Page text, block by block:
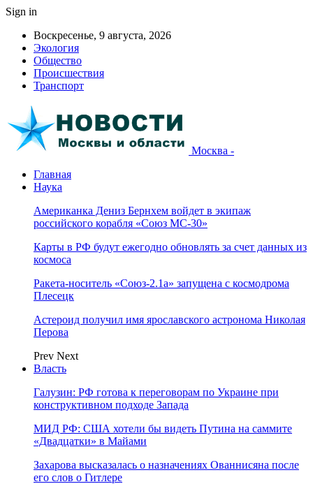
Sign in
Воскресенье, 9 августа, 2026
Экология
Общество
Происшествия
Транспорт
Москва -
Главная
Наука
Американка Дениз Бернхем войдет в экипаж
российского корабля «Союз МС-30»
Карты в РФ будут ежегодно обновлять за счет данных из
космоса
Ракета-носитель «Союз-2.1а» запущена с космодрома
Плесецк
Астероид получил имя ярославского астронома Николая
Перова
Prev Next
Власть
Галузин: РФ готова к переговорам по Украине при
конструктивном подходе Запада
МИД РФ: США хотели бы видеть Путина на саммите
«Двадцатки» в Майами
Захарова высказалась о назначениях Ованнисяна после
его слов о Гитлере